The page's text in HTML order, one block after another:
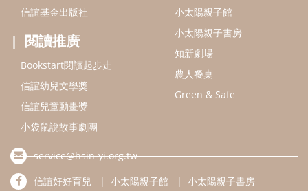
信誼好好育兒
小太陽親子書房
(02)2396-5305轉2345 (週一～週五 9:00～18:00)
認識信誼 合作洽談 智慧財產權聲明
本網站建議使用IE9(含以上)或 Google Chrome 版本瀏覽器
信誼基金會/上誼文化實業股份有限公司 版權所有 ©